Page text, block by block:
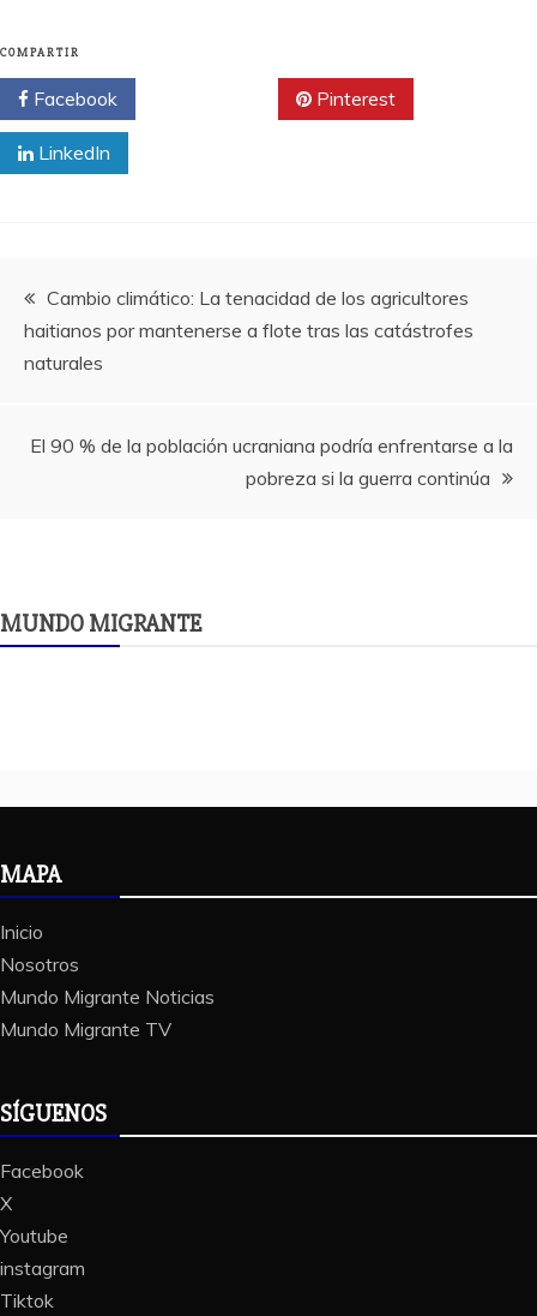
COMPARTIR
Facebook Pinterest
LinkedIn
Navegación
de
Cambio climático: La tenacidad de los agricultores
haitianos por mantenerse a flote tras las catástrofes
naturales
El 90 % de la población ucraniana podría enfrentarse a la
pobreza si la guerra continúa
MUNDO MIGRANTE
MAPA
Inicio
Nosotros
Mundo Migrante Noticias
Mundo Migrante TV
SÍGUENOS
Facebook
X
Youtube
instagram
Tiktok